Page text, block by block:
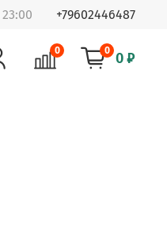
+79602446487
0 0 0 ₽